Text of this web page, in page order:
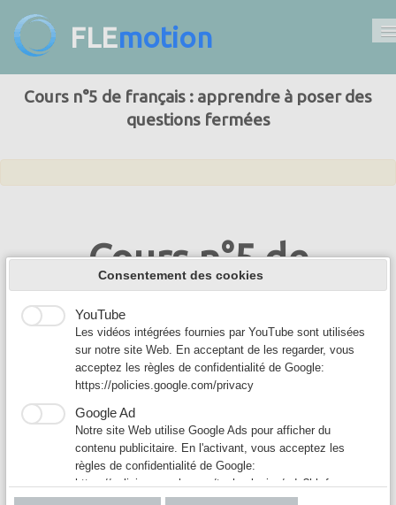
FLEmotion
Cours de français
Conjugaison
Vocabulaire
Culture
DELF DALF
Français▼
Cours n°5 de français : apprendre à poser des
questions fermées
Cours n°5 de
français :
apprendre à poser
des questions
fermées
Consentement des cookies
manière dont les utilisateurs interagissent avec le contenu
de notre site Web afin de l’améliorer et de fournir de
YouTube
Les vidéos intégrées fournies par YouTube sont utilisées
sur notre site Web. En acceptant de les regarder, vous
acceptez les règles de confidentialité de Google:
https://policies.google.com/privacy
Google Ad
Notre site Web utilise Google Ads pour afficher du
contenu publicitaire. En l'activant, vous acceptez les
règles de confidentialité de Google:
https://policies.google.com/technologies/ads?hl=fr